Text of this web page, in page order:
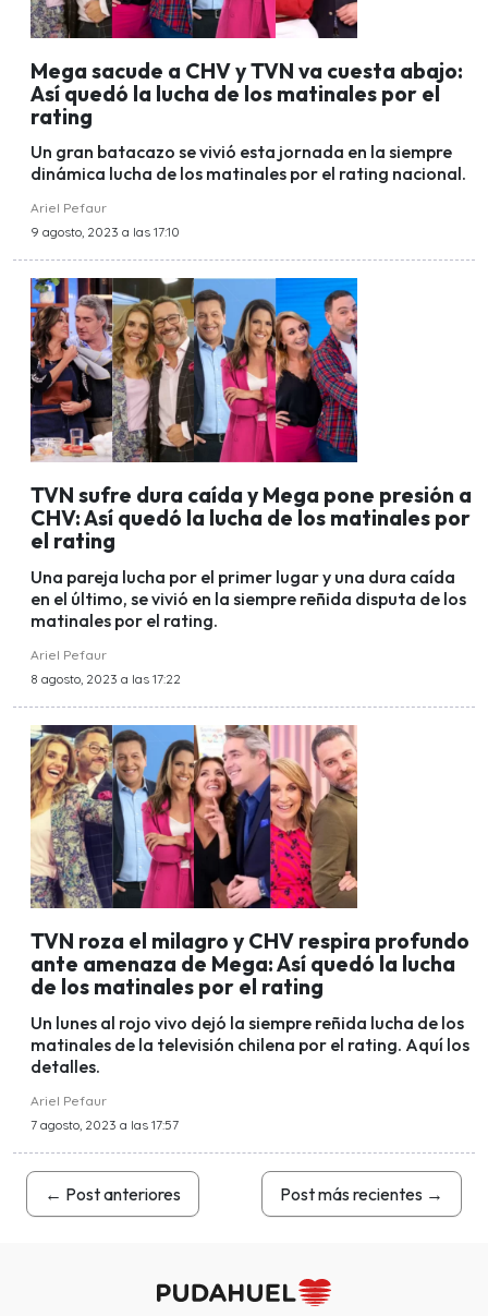
Mega sacude a CHV y TVN va cuesta abajo:
Así quedó la lucha de los matinales por el
rating
Un gran batacazo se vivió esta jornada en la siempre
dinámica lucha de los matinales por el rating nacional.
Ariel Pefaur
9 agosto, 2023 a las 17:10
TVN sufre dura caída y Mega pone presión a
CHV: Así quedó la lucha de los matinales por
el rating
Una pareja lucha por el primer lugar y una dura caída
en el último, se vivió en la siempre reñida disputa de los
matinales por el rating.
Ariel Pefaur
8 agosto, 2023 a las 17:22
TVN roza el milagro y CHV respira profundo
ante amenaza de Mega: Así quedó la lucha
de los matinales por el rating
Un lunes al rojo vivo dejó la siempre reñida lucha de los
matinales de la televisión chilena por el rating. Aquí los
detalles.
Ariel Pefaur
7 agosto, 2023 a las 17:57
← Post anteriores Post más recientes →